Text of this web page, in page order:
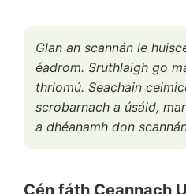
Glan an scannán le
éadrom. Sruthlaigh go
thriomú. Seachain
scrobarnach a úsáid,
a dhéanamh don
Cén fáth Ceannach